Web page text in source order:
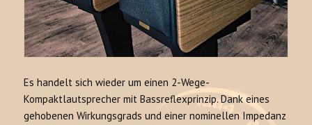
Es handelt sich wieder um einen 2-Wege-
Kompaktlautsprecher mit Bassreflexprinzip. Dank eines
gehobenen Wirkungsgrads und einer nominellen Impedanz